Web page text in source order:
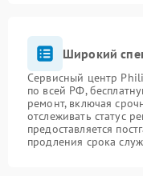
Широкий
Сервисный центр
по всей РФ,
ремонт, включая
отслеживать статус
предоставляется
продления срока